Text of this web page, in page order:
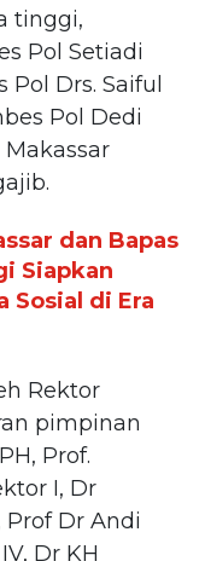
tinggi,
Pol Setiadi
Drs. Saiful
Pol Dedi
dan Bapas
Siapkan
Sosial di Era
Rektor
pimpinan
Prof.
I, Dr
Dr Andi
Dr KH